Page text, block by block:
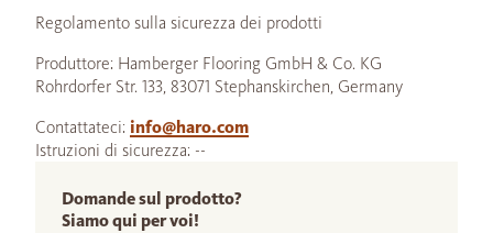
Regolamento sulla sicurezza dei prodotti
Produttore: Hamberger Flooring GmbH & Co. KG
Rohrdorfer Str. 133, 83071 Stephanskirchen, Germany
Contattateci: info@haro.com
Istruzioni di sicurezza: --
Domande sul prodotto?
Siamo qui per voi!